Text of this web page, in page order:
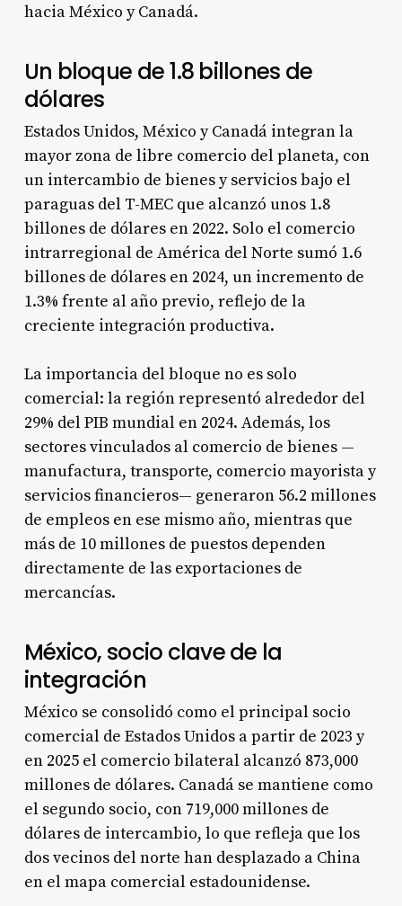
hacia México y Canadá.
Un bloque de 1.8 billones de
dólares
Estados Unidos, México y Canadá integran la
mayor zona de libre comercio del planeta, con
un intercambio de bienes y servicios bajo el
paraguas del T-MEC que alcanzó unos 1.8
billones de dólares en 2022. Solo el comercio
intrarregional de América del Norte sumó 1.6
billones de dólares en 2024, un incremento de
1.3% frente al año previo, reflejo de la
creciente integración productiva.
La importancia del bloque no es solo
comercial: la región representó alrededor del
29% del PIB mundial en 2024. Además, los
sectores vinculados al comercio de bienes —
manufactura, transporte, comercio mayorista y
servicios financieros— generaron 56.2 millones
de empleos en ese mismo año, mientras que
más de 10 millones de puestos dependen
directamente de las exportaciones de
mercancías.
México, socio clave de la
integración
México se consolidó como el principal socio
comercial de Estados Unidos a partir de 2023 y
en 2025 el comercio bilateral alcanzó 873,000
millones de dólares. Canadá se mantiene como
el segundo socio, con 719,000 millones de
dólares de intercambio, lo que refleja que los
dos vecinos del norte han desplazado a China
en el mapa comercial estadounidense.